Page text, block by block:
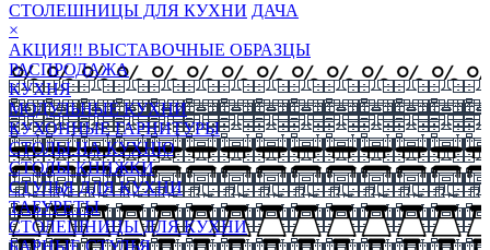
СТОЛЕШНИЦЫ ДЛЯ КУХНИ ДАЧА
×
АКЦИЯ!! ВЫСТАВОЧНЫЕ ОБРАЗЦЫ
РАСПРОДАЖА
КУХНЯ
МОДУЛЬНЫЕ КУХНИ
КУХОННЫЕ ГАРНИТУРЫ
СТОЛЫ НА КУХНЮ
СТОЛЫ КНИЖКИ
СТУЛЬЯ ДЛЯ КУХНИ
ТАБУРЕТЫ
СТОЛЕШНИЦЫ ДЛЯ КУХНИ